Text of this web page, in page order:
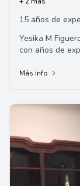
15 años de
Yesika M
con años de
Más info